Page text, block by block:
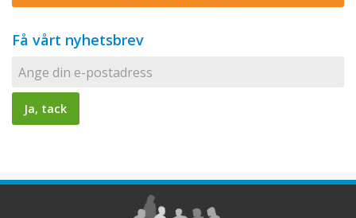
Få vårt nyhetsbrev